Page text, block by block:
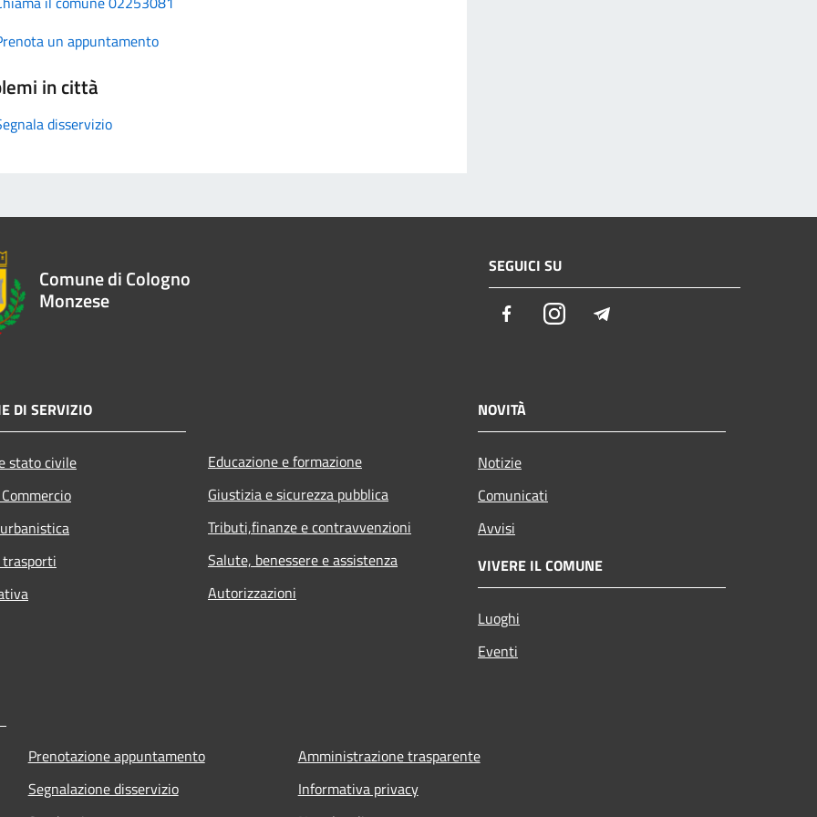
un appuntamento
in città
disservizio
Comune di Cologno
Monzese
SEGUICI SU
FacebookInstagram
DI SERVIZIO
stato civile
Educazione e formazione
Giustizia e sicurezza pubblica
Tributi,finanze e contravvenzioni
Salute, benessere e assistenza
Autorizzazioni
NOVITÀ
Notizie
Comunicati
Avvisi
VIVERE IL COMUNE
Luoghi
Eventi
Prenotazione appuntamento
Segnalazione disservizio
Amministrazione trasparente
Informativa privacy